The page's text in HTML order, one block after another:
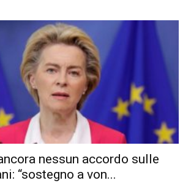
nessun accordo sulle
“sostegno a von...